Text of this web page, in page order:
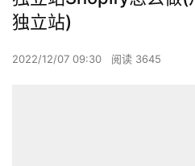
独立站)
2022/12/07 09:30 阅读 3645